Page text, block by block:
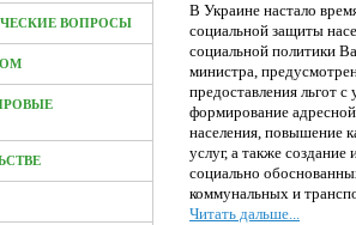
ВОПРОСЫ
В Украине настало
социальной защиты
социальной политики
министра,
предоставления льгот
формирование
населения, повышение
услуг, а также
социально
коммунальных и
Читать дальше...